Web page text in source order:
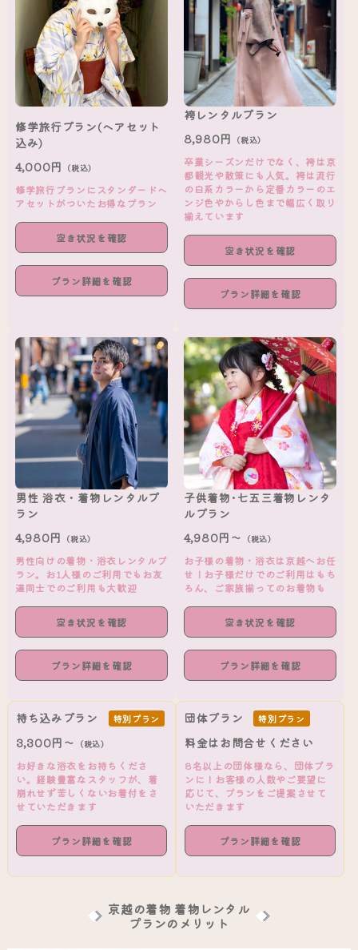
修学旅行プラン(ヘアセット
込み)
4,000円 （税込）
修学旅行プランにスタンダードヘ
アセットがついたお得なプラン
空き状況を確認
プラン詳細を確認
袴レンタルプラン
8,980円 （税込）
卒業シーズンだけでなく、袴は京
都観光や散策にも人気。袴は流行
の白系カラーから定番カラーのエ
ンジ色やからし色まで幅広く取り
揃えています
空き状況を確認
プラン詳細を確認
男性 浴衣・着物レンタルプ
ラン
4,980円 （税込）
男性向けの着物・浴衣レンタルプ
ラン。お1人様のご利用でもお友
達同士でのご利用も大歓迎
空き状況を確認
プラン詳細を確認
子供着物･七五三着物レンタ
ルプラン
4,980円～ （税込）
お子様の着物・浴衣は京越へお任
せ！お子様だけでのご利用はもち
ろん、ご家族揃ってのお着物も
空き状況を確認
プラン詳細を確認
持ち込みプラン 特別プラン
3,300円～ （税込）
お好きな浴衣をお持ちくださ
い。経験豊富なスタッフが、着
崩れせず苦しくないお着付をさ
せていただきます
プラン詳細を確認
団体プラン 特別プラン
料金はお問合せください
8名以上の団体様なら、団体プラ
ンに！お客様の人数やご要望に
応じて、プランをご提案させて
いただきます
プラン詳細を確認
京越の着物 着物レンタル
プランのメリット